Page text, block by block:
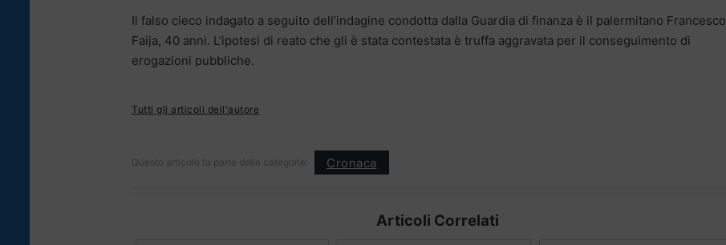
Il falso cieco indagato a seguito dell’indagine condotta dalla Guardia di finanza è il palermitano Francesco
Faija, 40 anni. L’ipotesi di reato che gli è stata contestata è truffa aggravata per il conseguimento di
erogazioni pubbliche.
Tutti gli articoli dell'autore
Questo articolo fa parte delle categorie: Cronaca
Articoli Correlati